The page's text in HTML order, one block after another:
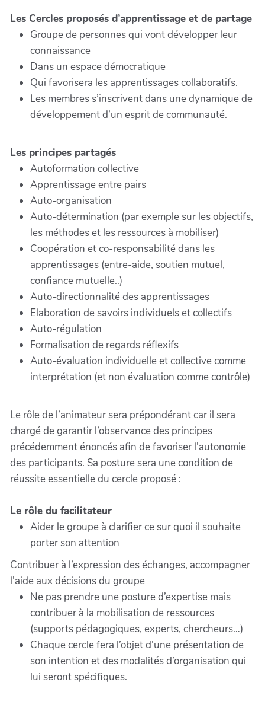
Les Cercles proposés d’apprentissage et de partage
Groupe de personnes qui vont développer leur
connaissance
Dans un espace démocratique
Qui favorisera les apprentissages collaboratifs.
Les membres s’inscrivent dans une dynamique de
développement d’un esprit de communauté.
Les principes partagés
Autoformation collective
Apprentissage entre pairs
Auto-organisation
Auto-détermination (par exemple sur les objectifs,
les méthodes et les ressources à mobiliser)
Coopération et co-responsabilité dans les
apprentissages (entre-aide, soutien mutuel,
confiance mutuelle..)
Auto-directionnalité des apprentissages
Elaboration de savoirs individuels et collectifs
Auto-régulation
Formalisation de regards réflexifs
Auto-évaluation individuelle et collective comme
interprétation (et non évaluation comme contrôle)
Le rôle de l’animateur sera prépondérant car il sera
chargé de garantir l’observance des principes
précédemment énoncés afin de favoriser l’autonomie
des participants. Sa posture sera une condition de
réussite essentielle du cercle proposé :
Le rôle du facilitateur
Aider le groupe à clarifier ce sur quoi il souhaite
porter son attention
Contribuer à l’expression des échanges, accompagner
l’aide aux décisions du groupe
Ne pas prendre une posture d’expertise mais
contribuer à la mobilisation de ressources
(supports pédagogiques, experts, chercheurs…)
Chaque cercle fera l’objet d’une présentation de
son intention et des modalités d’organisation qui
lui seront spécifiques.